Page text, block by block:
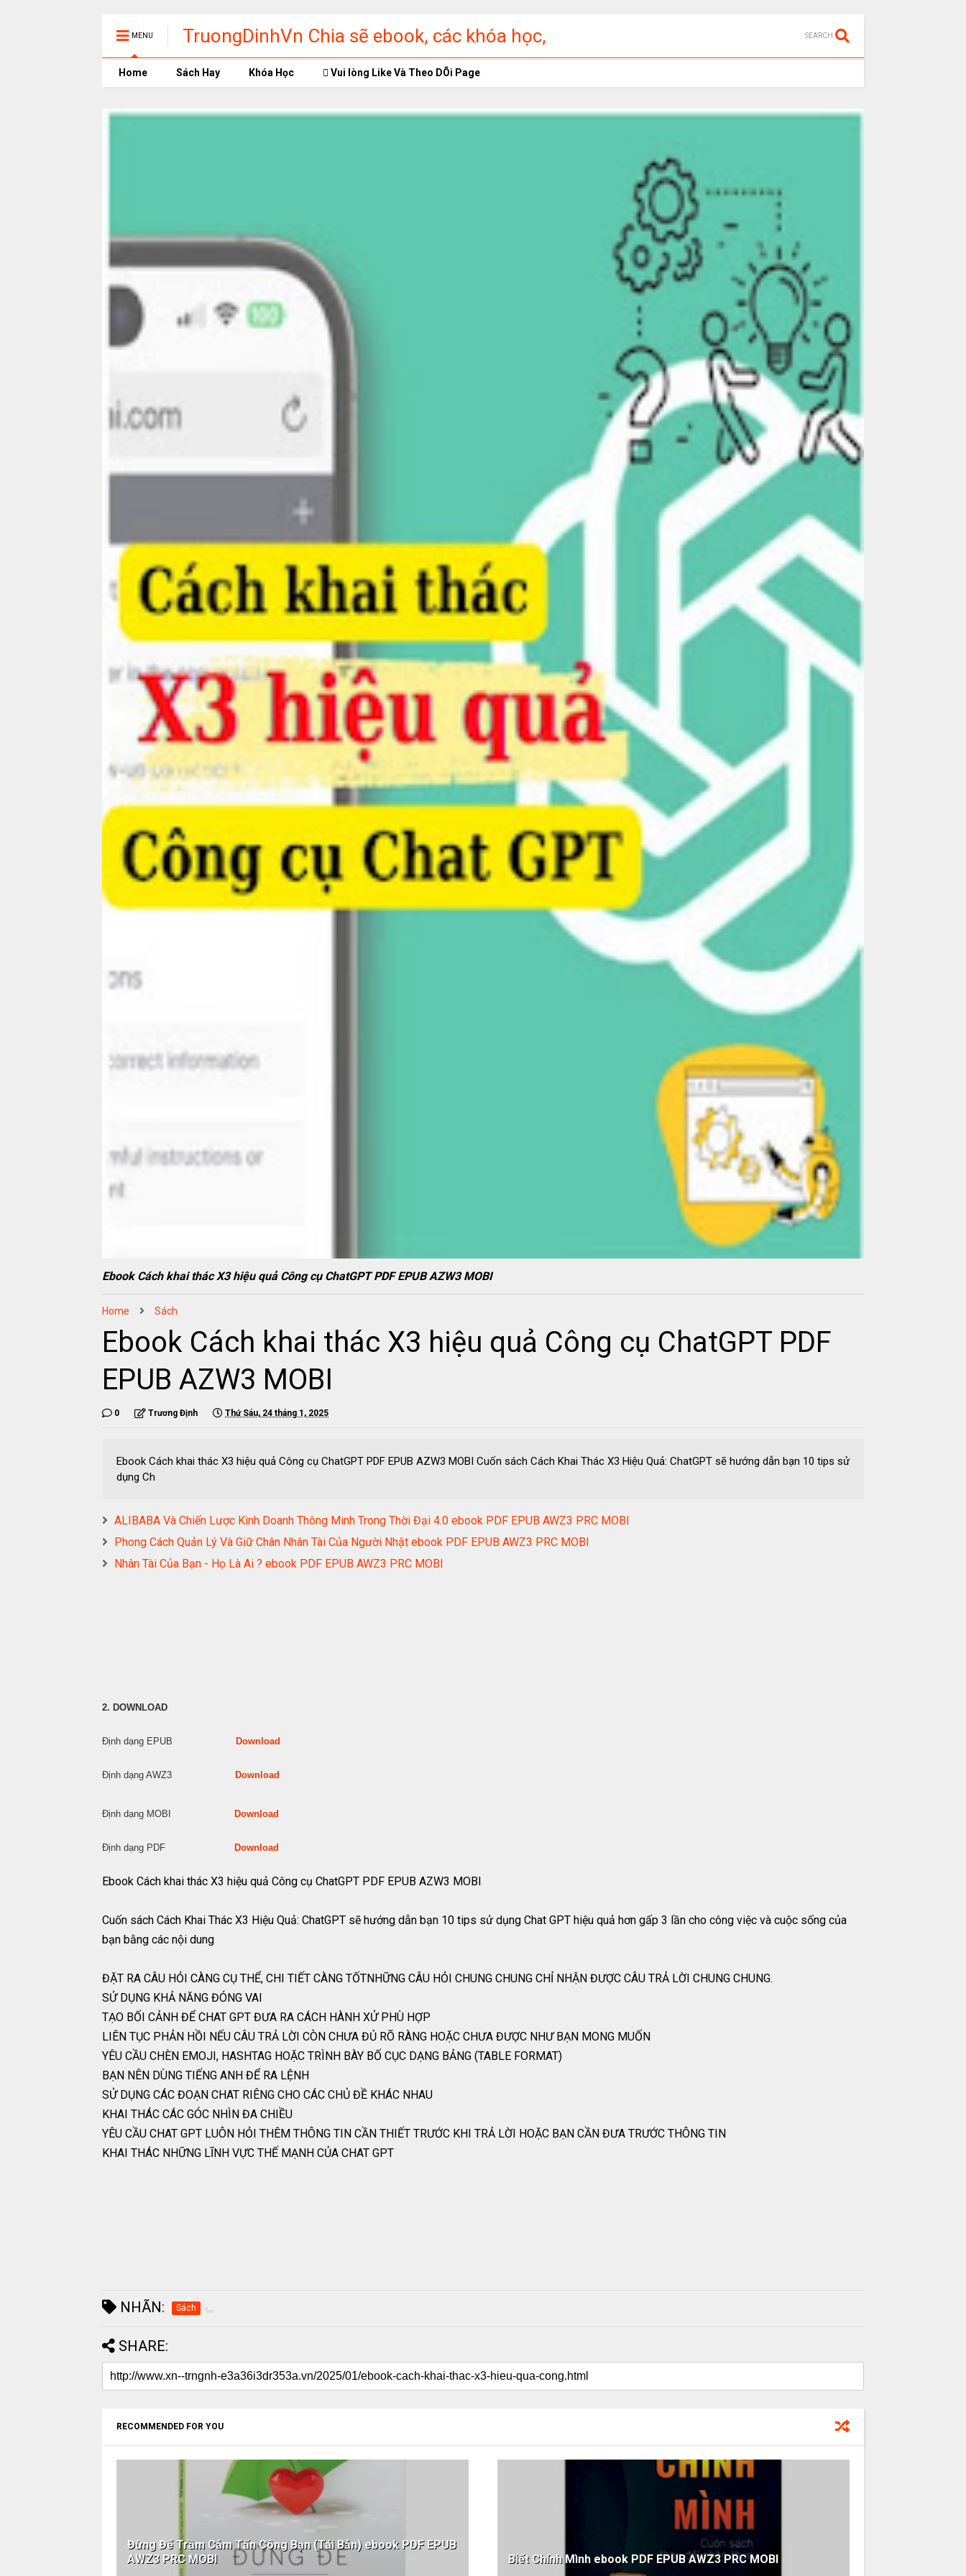
MENU
TruongDinhVn Chia sẽ ebook, các khóa học,
phần mềm học tập miễn phí
SEARCH
Home Sách Hay Khóa Học Vui lòng Like Và Theo DÕi Page
Ebook Cách khai thác X3 hiệu quả Công cụ ChatGPT PDF EPUB AZW3 MOBI
Home Sách
Ebook Cách khai thác X3 hiệu quả Công cụ ChatGPT PDF
EPUB AZW3 MOBI
0 Trương Định Thứ Sáu, 24 tháng 1, 2025
Ebook Cách khai thác X3 hiệu quả Công cụ ChatGPT PDF EPUB AZW3 MOBI Cuốn sách Cách Khai Thác X3 Hiệu Quả: ChatGPT sẽ hướng dẫn bạn 10 tips sử
dụng Ch
ALIBABA Và Chiến Lược Kinh Doanh Thông Minh Trong Thời Đại 4.0 ebook PDF EPUB AWZ3 PRC MOBI
Phong Cách Quản Lý Và Giữ Chân Nhân Tài Của Người Nhật ebook PDF EPUB AWZ3 PRC MOBI
Nhân Tài Của Bạn - Họ Là Ai ? ebook PDF EPUB AWZ3 PRC MOBI
2. DOWNLOAD
Định dạng EPUB Download
Định dạng AWZ3 Download
Định dạng MOBI Download
Định dạng PDF Download
Ebook Cách khai thác X3 hiệu quả Công cụ ChatGPT PDF EPUB AZW3 MOBI
Cuốn sách Cách Khai Thác X3 Hiệu Quả: ChatGPT sẽ hướng dẫn bạn 10 tips sử dụng Chat GPT hiệu quả hơn gấp 3 lần cho công việc và cuộc sống của
bạn bằng các nội dung
ĐẶT RA CÂU HỎI CÀNG CỤ THỂ, CHI TIẾT CÀNG TỐTNHỮNG CÂU HỎI CHUNG CHUNG CHỈ NHẬN ĐƯỢC CÂU TRẢ LỜI CHUNG CHUNG.
SỬ DỤNG KHẢ NĂNG ĐÓNG VAI
TẠO BỐI CẢNH ĐỂ CHAT GPT ĐƯA RA CÁCH HÀNH XỬ PHÙ HỢP
LIÊN TỤC PHẢN HỒI NẾU CÂU TRẢ LỜI CÒN CHƯA ĐỦ RÕ RÀNG HOẶC CHƯA ĐƯỢC NHƯ BẠN MONG MUỐN
YÊU CẦU CHÈN EMOJI, HASHTAG HOẶC TRÌNH BÀY BỐ CỤC DẠNG BẢNG (TABLE FORMAT)
BẠN NÊN DÙNG TIẾNG ANH ĐỂ RA LỆNH
SỬ DỤNG CÁC ĐOẠN CHAT RIÊNG CHO CÁC CHỦ ĐỀ KHÁC NHAU
KHAI THÁC CÁC GÓC NHÌN ĐA CHIỀU
YÊU CẦU CHAT GPT LUÔN HỎI THÊM THÔNG TIN CẦN THIẾT TRƯỚC KHI TRẢ LỜI HOẶC BẠN CẦN ĐƯA TRƯỚC THÔNG TIN
KHAI THÁC NHỮNG LĨNH VỰC THẾ MẠNH CỦA CHAT GPT
NHÃN: Sách
SHARE:
RECOMMENDED FOR YOU
Đừng Để Trầm Cảm Tấn Công Bạn (Tái Bản) ebook PDF EPUB
AWZ3 PRC MOBI
Biết Chính Mình ebook PDF EPUB AWZ3 PRC MOBI